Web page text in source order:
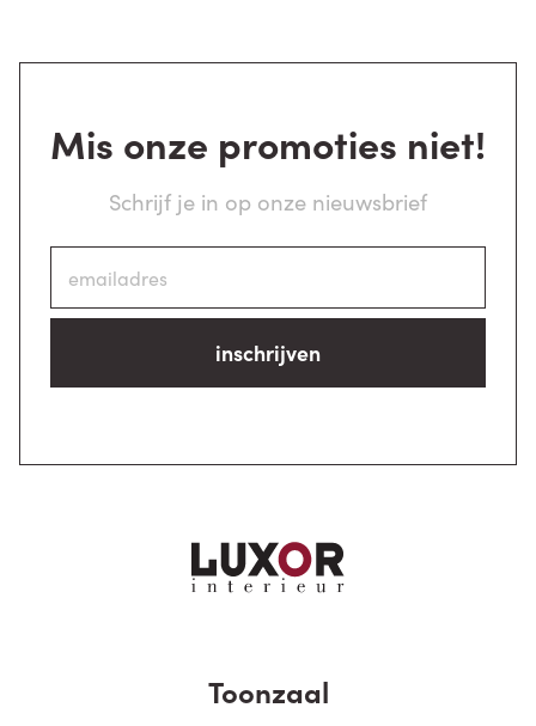
Mis onze promoties niet!
Schrijf je in op onze nieuwsbrief
inschrijven
Toonzaal